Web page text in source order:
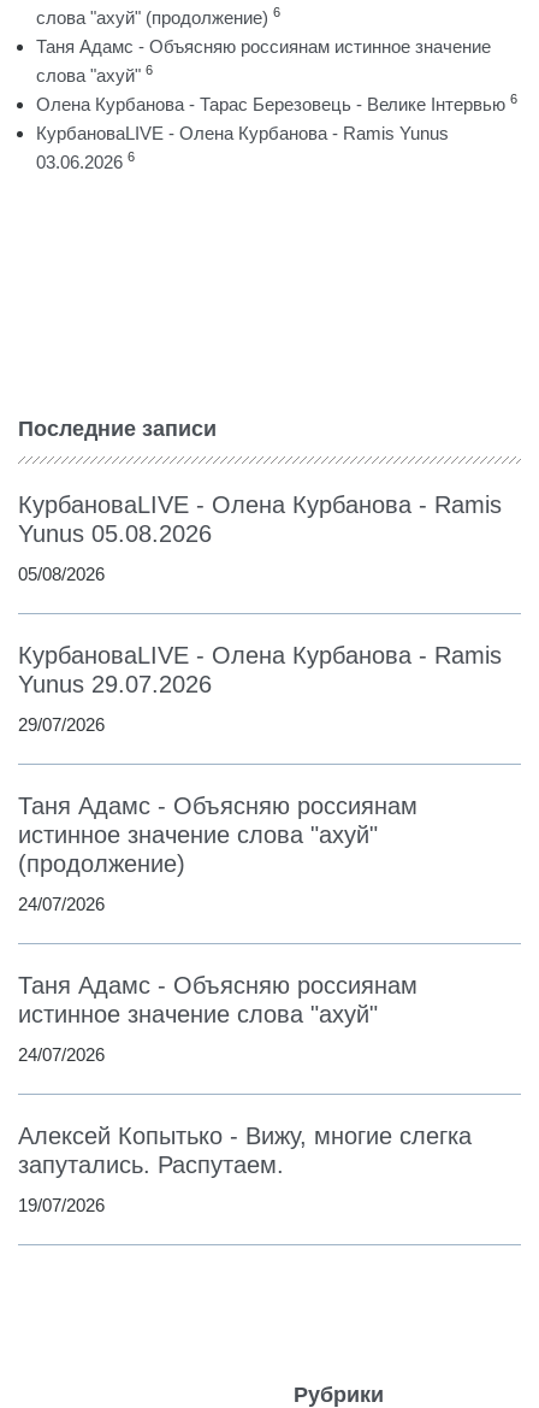
слова "ахуй" (продолжение) 6
Таня Адамс - Объясняю россиянам истинное значение
слова "ахуй" 6
Олена Курбанова - Тарас Березовець - Велике Інтервью 6
КурбановаLIVE - Олена Курбанова - Ramis Yunus
03.06.2026 6
Последние записи
КурбановаLIVE - Олена Курбанова - Ramis
Yunus 05.08.2026
05/08/2026
КурбановаLIVE - Олена Курбанова - Ramis
Yunus 29.07.2026
29/07/2026
Таня Адамс - Объясняю россиянам
истинное значение слова "ахуй"
(продолжение)
24/07/2026
Таня Адамс - Объясняю россиянам
истинное значение слова "ахуй"
24/07/2026
Алексей Копытько - Вижу, многие слегка
запутались. Распутаем.
19/07/2026
Рубрики